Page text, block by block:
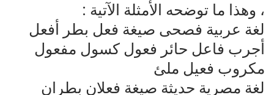
، وهذا ما توضحه الأمثلة الآتية :
لغة عربية فصحى صيغة فعل بطر أفعل
أجرب فاعل حائر فعول كسول مفعول
مكروب فعيل ملئ
لغة مصرية حديثة صيغة فعلان بطران